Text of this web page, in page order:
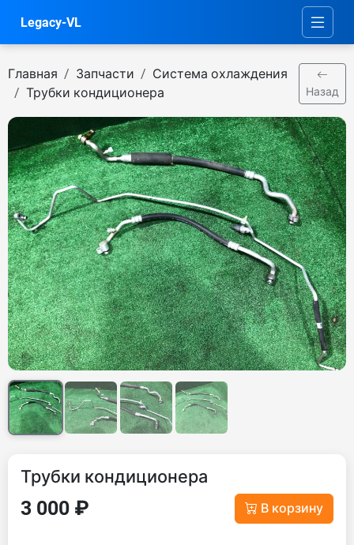
Legacy-VL
Главная Запчасти
Система охлаждения
Трубки кондиционера
Назад
Трубки кондиционера
3 000 ₽ В корзину